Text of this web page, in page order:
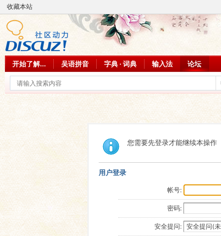
收藏本站
开始了解... 吴语拼音 字典 · 词典 输入法 论坛
您需要先登录才能继续本操作
用户登录
帐号:
密码:
安全提问: